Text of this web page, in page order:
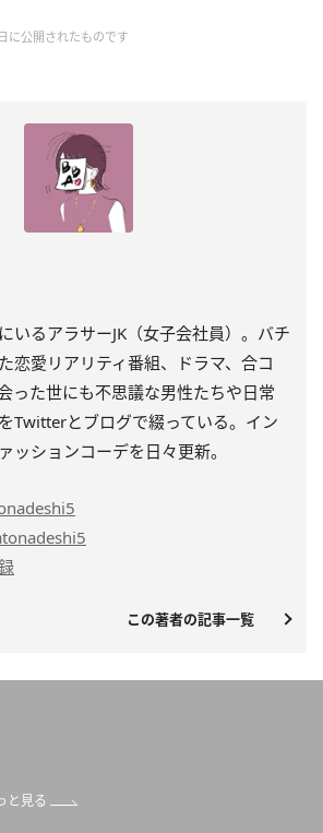
に公開されたものです
いるアラサーJK（女子会社員）。バチ
恋愛リアリティ番組、ドラマ、合コ
った世にも不思議な男性たちや日常
Twitterとブログで綴っている。イン
ッションコーデを日々更新。
この著者の記事一覧
と見る